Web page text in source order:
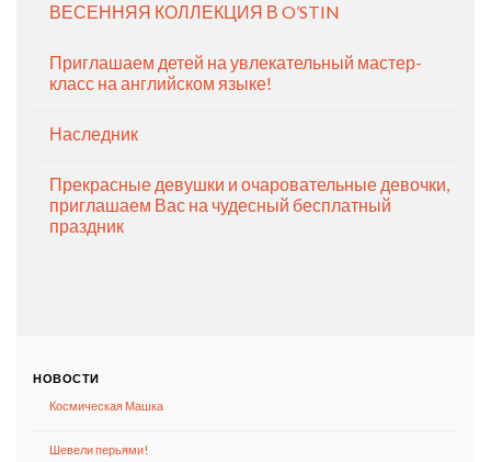
ВЕСЕННЯЯ КОЛЛЕКЦИЯ В O’STIN
Приглашаем детей на увлекательный мастер-
класс на английском языке!
Наследник
Прекрасные девушки и очаровательные девочки,
приглашаем Вас на чудесный бесплатный
праздник
НОВОСТИ
Космическая Машка
Шевели перьями!